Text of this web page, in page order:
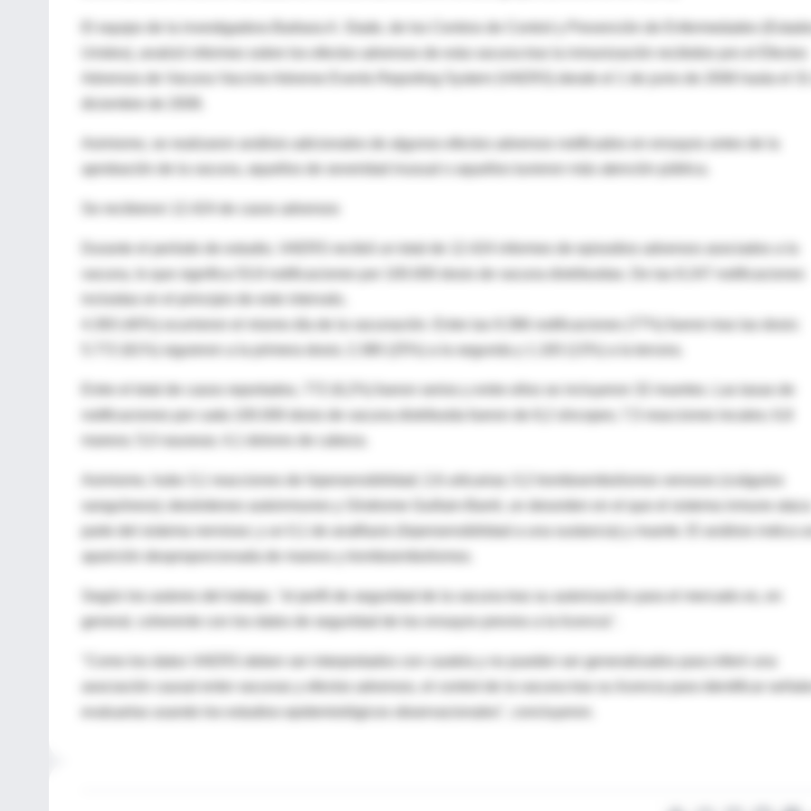
El equipo de la investigadora Barbara A. Slade, de los Centros de Control y Prevención de Enfermedades (Estados
Asimismo, se realizaron análisis adicionales de algunos efectos adversos notificados en ensayos antes de la
aprobación de la vacuna, aquellos de severidad inusual o aquellos tuvieron más atención pública.
vacuna, lo que significa 53,9 notificaciones por 100.000 dosis de vacuna distribuidas. De las 8.247 notificaciones
5.772 (61%) siguieron a la primera dosis; 2.380 (25%) a la segunda y 1.183 (13%) a la tercera.
Asimismo, hubo 3,1 reacciones de hipersensibilidad; 2,6 urticarias; 0,2 tromboembolismos venosos (coágulos
sanguíneos); desórdenes autoinmunes y Síndrome Guillain-Barré, un desorden en el que el sistema inmune ataca
aparición desproporcionada de mareos y tromboembolismos.
Según los autores del trabajo, "el perfil de seguridad de la vacuna tras su autorización para el mercado es, en
general, coherente con los datos de seguridad de los ensayos previos a la licencia".
"Como los datos VAERS deben ser interpretados con cautela y no pueden ser generalizados para inferir una
evaluarlas usando los estudios epidemiológicos observacionales", concluyeron.